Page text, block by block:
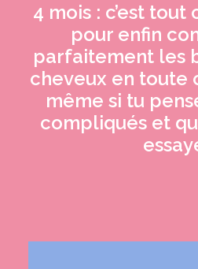
4 mois : c’est tout
pour enfin
parfaitement les
cheveux en toute
même si tu
compliqués et